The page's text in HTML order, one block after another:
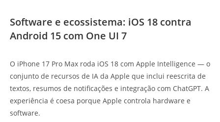
Software e ecossistema: iOS 18 contra
Android 15 com One UI 7
O iPhone 17 Pro Max roda iOS 18 com Apple Intelligence — o
conjunto de recursos de IA da Apple que inclui reescrita de
textos, resumos de notificações e integração com ChatGPT. A
experiência é coesa porque Apple controla hardware e
software.